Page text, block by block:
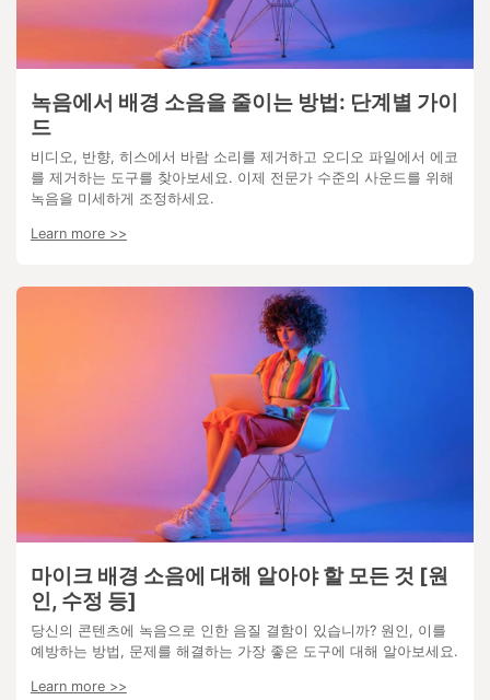
녹음에서 배경 소음을 줄이는 방법: 단계별 가이
드
비디오, 반향, 히스에서 바람 소리를 제거하고 오디오 파일에서 에코
를 제거하는 도구를 찾아보세요. 이제 전문가 수준의 사운드를 위해
녹음을 미세하게 조정하세요.
Learn more >>
마이크 배경 소음에 대해 알아야 할 모든 것 [원
인, 수정 등]
당신의 콘텐츠에 녹음으로 인한 음질 결함이 있습니까? 원인, 이를
예방하는 방법, 문제를 해결하는 가장 좋은 도구에 대해 알아보세요.
Learn more >>